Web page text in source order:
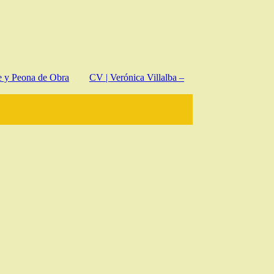
Peona de Obra CV | Verónica Villalba –